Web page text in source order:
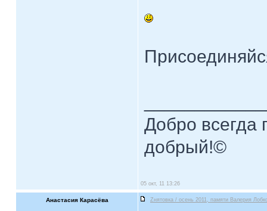
Добро всегда
добрый!©
05 окт, 11 13:26
Анастасия Карасёва Zнятовка / осень 2011, памяти Валерия